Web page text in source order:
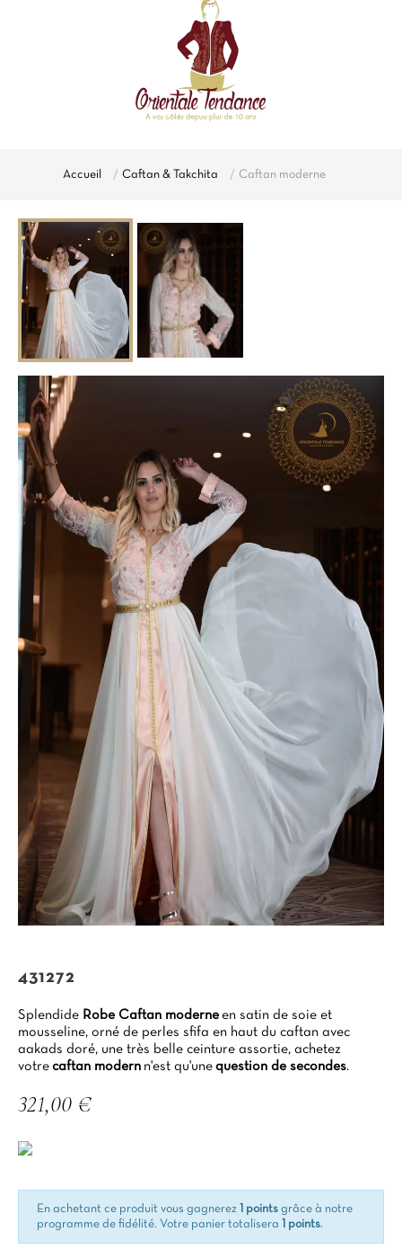
Accueil Caftan & Takchita Caftan moderne
431272
Splendide Robe Caftan moderne en satin de soie et
mousseline, orné de perles sfifa en haut du caftan avec
aakads doré, une très belle ceinture assortie, achetez
votre caftan modern n'est qu'une question de secondes.
321,00 €
En achetant ce produit vous gagnerez 1 points grâce à notre
programme de fidélité. Votre panier totalisera 1 points.